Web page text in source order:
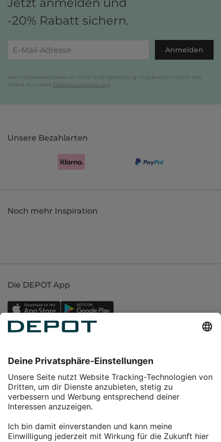
-20% Rabatt sichern.
Anmelden
Keine Datenweitergabe an Dritte. Eine Abmeldung ist jederzeit möglich. Hier
findest du unsere Datenschutzerklärung
Unsere Bezahlarten
Noch mehr Inspiration
Die DEPOT App
Service
Über DEPOT
Kontakt